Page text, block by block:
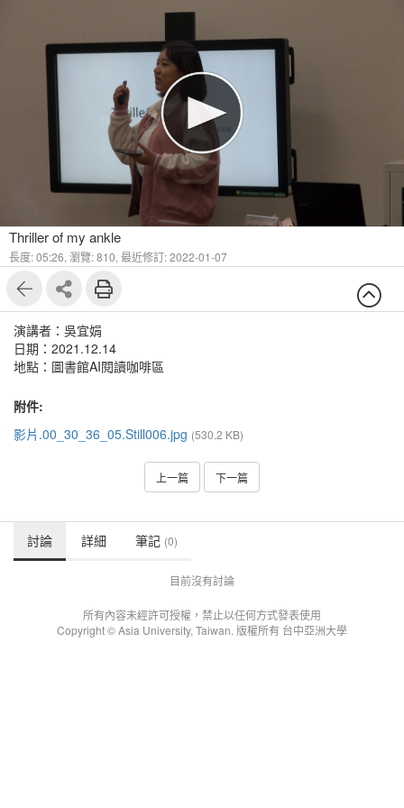
Thriller of my ankle
長度: 05:26, 瀏覽: 810, 最近修訂: 2022-01-07
演講者：吳宜娟
日期：2021.12.14
地點：圖書館AI閱讀咖啡區
附件:
影片.00_30_36_05.Still006.jpg (530.2 KB)
上一篇 下一篇
討論 詳細 筆記 (0)
目前沒有討論
所有內容未經許可授權，禁止以任何方式發表使用
Copyright © Asia University, Taiwan. 版權所有 台中亞洲大學